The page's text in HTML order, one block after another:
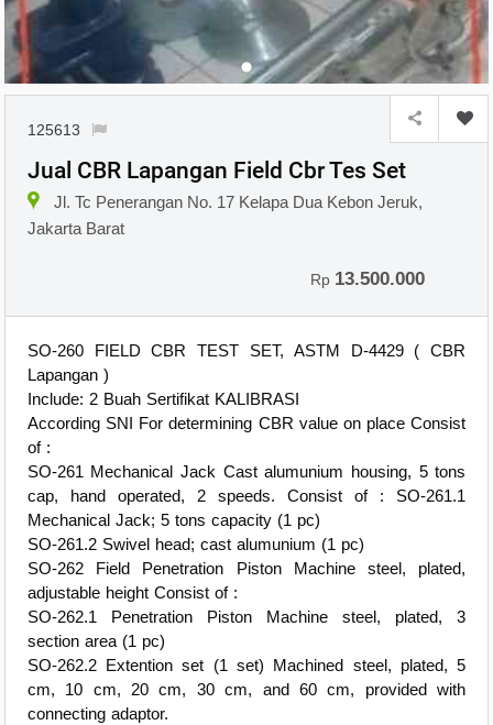
125613
Jual CBR Lapangan Field Cbr Tes Set
Jl. Tc Penerangan No. 17 Kelapa Dua Kebon Jeruk,
Jakarta Barat
Rp 13.500.000
SO-260 FIELD CBR TEST SET, ASTM D-4429 ( CBR
Lapangan )
Include: 2 Buah Sertifikat KALIBRASI
According SNI For determining CBR value on place Consist
of :
SO-261 Mechanical Jack Cast alumunium housing, 5 tons
cap, hand operated, 2 speeds. Consist of : SO-261.1
Mechanical Jack; 5 tons capacity (1 pc)
SO-261.2 Swivel head; cast alumunium (1 pc)
SO-262 Field Penetration Piston Machine steel, plated,
adjustable height Consist of :
SO-262.1 Penetration Piston Machine steel, plated, 3
section area (1 pc)
SO-262.2 Extention set (1 set) Machined steel, plated, 5
cm, 10 cm, 20 cm, 30 cm, and 60 cm, provided with
connecting adaptor.